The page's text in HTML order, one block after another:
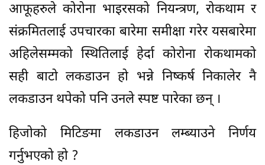
आफूहरुले कोरोना भाइरसको नियन्त्रण, रोकथाम र
संक्रमितलाई उपचारका बारेमा समीक्षा गरेर यसबारेमा
अहिलेसम्मको स्थितिलाई हेर्दा कोरोना रोकथामको
सही बाटो लकडाउन हो भन्ने निष्कर्ष निकालेर नै
लकडाउन थपेको पनि उनले स्पष्ट पारेका छन् ।
हिजोको मिटिङमा लकडाउन लम्ब्याउने निर्णय
गर्नुभएको हो ?